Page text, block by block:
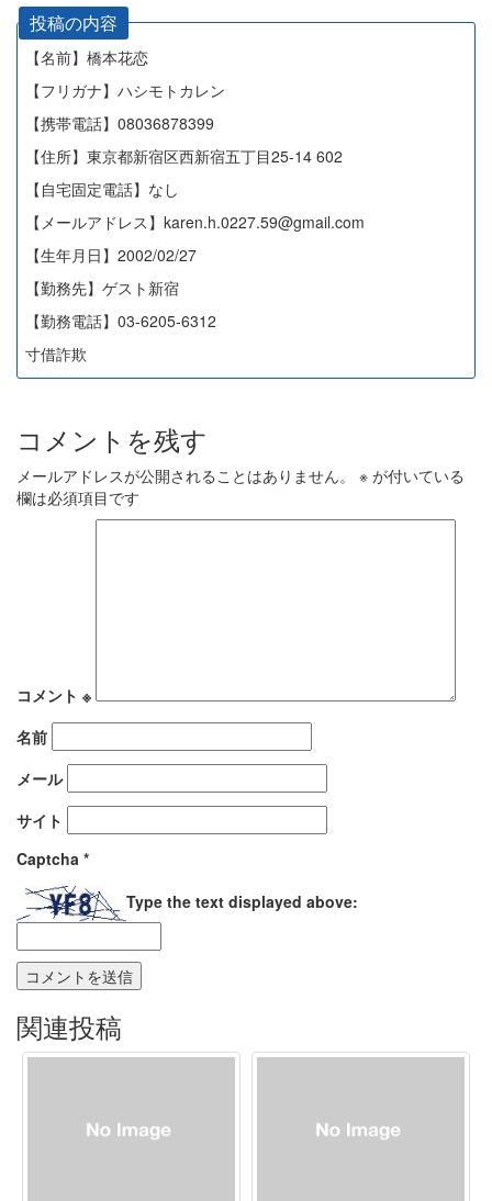
投稿の内容
【名前】橋本花恋
【フリガナ】ハシモトカレン
【携帯電話】08036878399
【住所】東京都新宿区西新宿五丁目25-14 602
【自宅固定電話】なし
【メールアドレス】karen.h.0227.59@gmail.com
【生年月日】2002/02/27
【勤務先】ゲスト新宿
【勤務電話】03-6205-6312
寸借詐欺
コメントを残す
メールアドレスが公開されることはありません。 ※ が付いている
欄は必須項目です
コメント ※
名前
メール
サイト
Captcha *
Type the text displayed above:
関連投稿